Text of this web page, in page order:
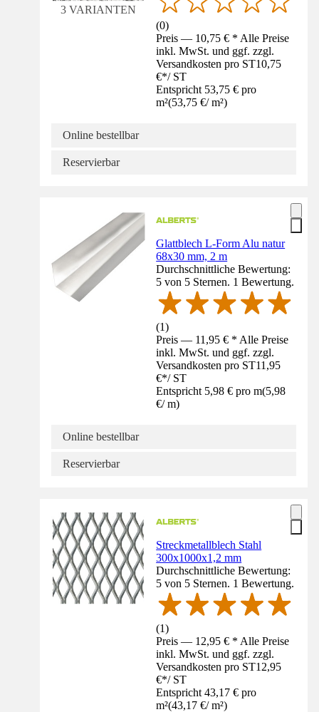
3 VARIANTEN
(0)
Preis — 10,75 € * Alle Preise
inkl. MwSt. und ggf. zzgl.
Versandkosten pro ST10,75
€*/ ST
Entspricht 53,75 € pro
m²(53,75 €/ m²)
Online bestellbar
Reservierbar
Glattblech L-Form Alu natur
68x30 mm, 2 m
Durchschnittliche Bewertung:
5 von 5 Sternen. 1 Bewertung.
(1)
Preis — 11,95 € * Alle Preise
inkl. MwSt. und ggf. zzgl.
Versandkosten pro ST11,95
€*/ ST
Entspricht 5,98 € pro m(5,98
€/ m)
Online bestellbar
Reservierbar
Streckmetallblech Stahl
300x1000x1,2 mm
Durchschnittliche Bewertung:
5 von 5 Sternen. 1 Bewertung.
(1)
Preis — 12,95 € * Alle Preise
inkl. MwSt. und ggf. zzgl.
Versandkosten pro ST12,95
€*/ ST
Entspricht 43,17 € pro
m²(43,17 €/ m²)